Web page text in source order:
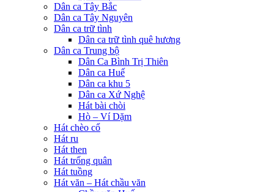
Dân ca Tây Bắc
Dân ca Tây Nguyên
Dân ca trữ tình
Dân ca trữ tình quê hương
Dân ca Trung bộ
Dân Ca Bình Trị Thiên
Dân ca Huế
Dân ca khu 5
Dân ca Xứ Nghệ
Hát bài chòi
Hò – Ví Dặm
Hát chèo cổ
Hát ru
Hát then
Hát trống quân
Hát tuồng
Hát văn – Hát chầu văn